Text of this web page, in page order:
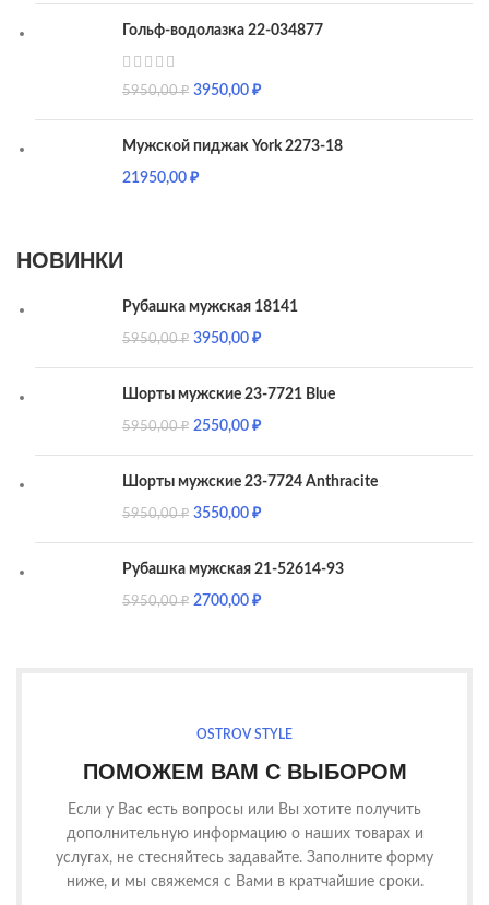
Гольф-водолазка 22-034877
5950,00₽ 3950,00₽
Мужской пиджак York 2273-18
21950,00₽
НОВИНКИ
Рубашка мужская 18141
5950,00₽ 3950,00₽
Шорты мужские 23-7721 Blue
5950,00₽ 2550,00₽
Шорты мужские 23-7724 Anthracite
5950,00₽ 3550,00₽
Рубашка мужская 21-52614-93
5950,00₽ 2700,00₽
OSTROV STYLE
ПОМОЖЕМ ВАМ С ВЫБОРОМ
Если у Вас есть вопросы или Вы хотите получить
дополнительную информацию о наших товарах и
услугах, не стесняйтесь задавайте. Заполните форму
ниже, и мы свяжемся с Вами в кратчайшие сроки.